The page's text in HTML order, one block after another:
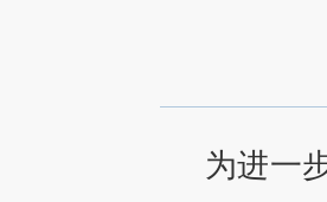
为进一